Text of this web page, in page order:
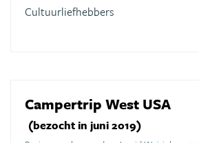
Cultuurliefhebbers
Campertrip West USA
(bezocht in juni 2019)